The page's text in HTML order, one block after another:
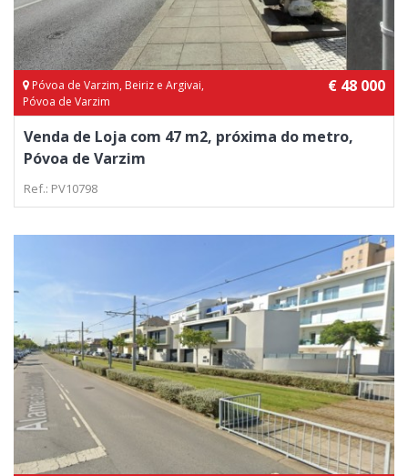
Póvoa de Varzim, Beiriz e Argivai,
Póvoa de Varzim
€ 48 000
Venda de Loja com 47 m2, próxima do metro,
Póvoa de Varzim
Ref.: PV10798